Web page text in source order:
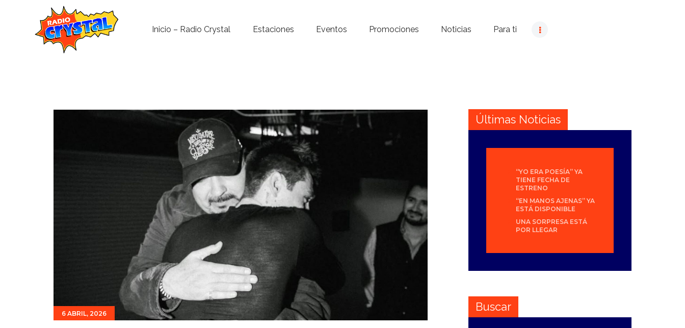
Inicio – Radio Crystal Estaciones Eventos Promociones Noticias Para ti
Noticias
Para ti
Contacto
6 ABRIL, 2026
Últimas Noticias
“YO ERA POESÍA” YA
TIENE FECHA DE
ESTRENO
“EN MANOS AJENAS” YA
ESTÁ DISPONIBLE
UNA SORPRESA ESTÁ
POR LLEGAR
Buscar